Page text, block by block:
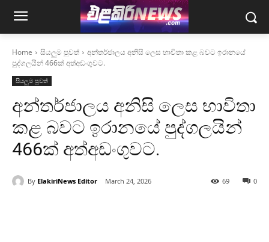
Home සියලුම පුවත්
අන්තර්ජාලය අනිසි ලෙස භාවිතා කළ බවට ඉරානයේ
පුද්ගලයින් 466ක් අත්අඩංගුවට.
සියලුම පුවත්
අන්තර්ජාලය අනිසි ලෙස භාවිතා
කළ බවට ඉරානයේ පුද්ගලයින්
466ක් අත්අඩංගුවට.
By ElakiriNews Editor March 24, 2026 0
69